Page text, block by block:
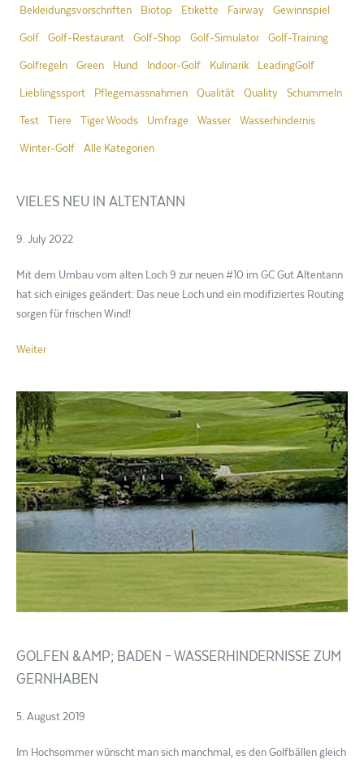
Bekleidungsvorschriften Biotop Etikette Fairway Gewinnspiel
Golf Golf-Restaurant Golf-Shop Golf-Simulator Golf-Training
Golfregeln Green Hund Indoor-Golf Kulinarik LeadingGolf
Lieblingssport Pflegemassnahmen Qualität Quality Schummeln
Test Tiere Tiger Woods Umfrage Wasser Wasserhindernis
Winter-Golf Alle Kategorien
VIELES NEU IN ALTENTANN
9. July 2022
Mit dem Umbau vom alten Loch 9 zur neuen #10 im GC Gut Altentann
hat sich einiges geändert: Das neue Loch und ein modifiziertes Routing
sorgen für frischen Wind!
Weiter
GOLFEN &AMP; BADEN – WASSERHINDERNISSE ZUM
GERNHABEN
5. August 2019
Im Hochsommer wünscht man sich manchmal, es den Golfbällen gleich